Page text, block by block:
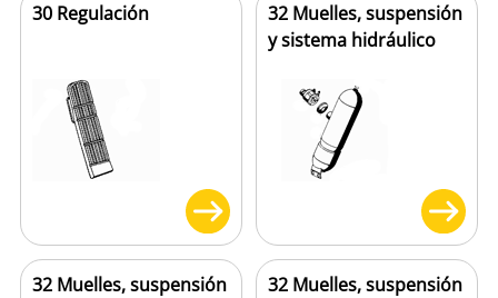
30 Regulación
32 Muelles, suspensión
y sistema hidráulico
32 Muelles, suspensión
32 Muelles, suspensión